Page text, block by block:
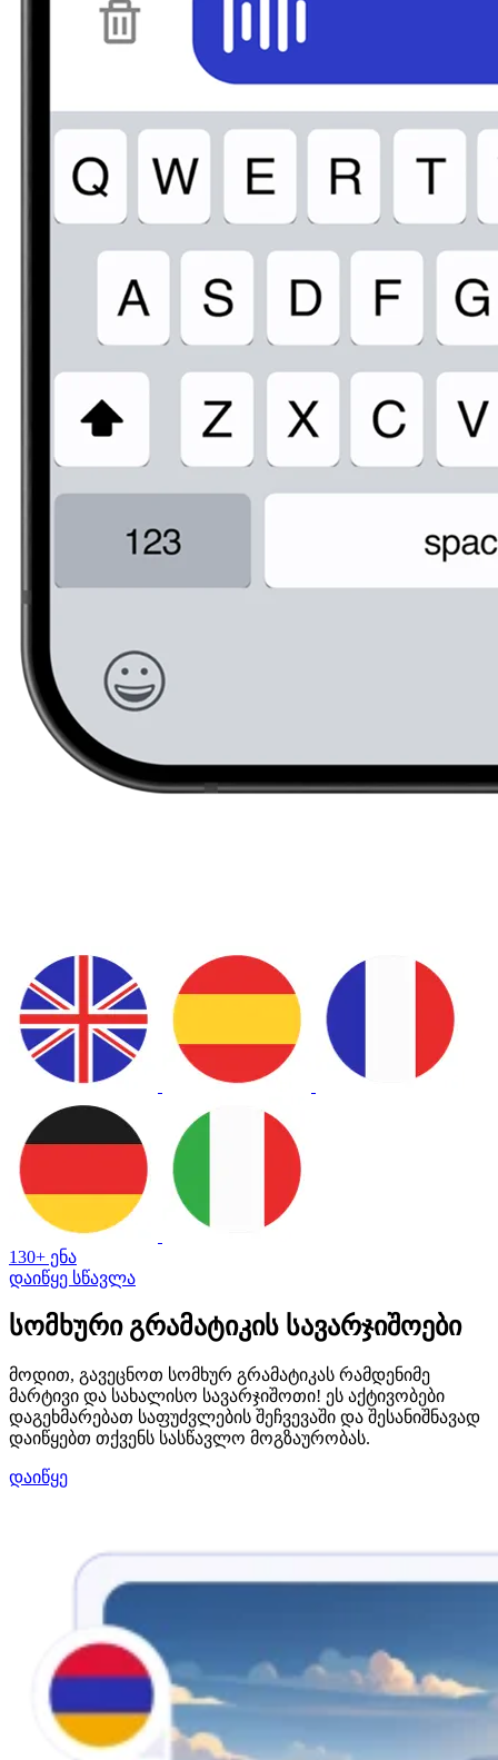
130+ ენა
დაიწყე სწავლა
სომხური გრამატიკის სავარჯიშოები
მოდით, გავეცნოთ სომხურ გრამატიკას რამდენიმე
მარტივი და სახალისო სავარჯიშოთი! ეს აქტივობები
დაგეხმარებათ საფუძვლების შეჩვევაში და შესანიშნავად
დაიწყებთ თქვენს სასწავლო მოგზაურობას.
დაიწყე